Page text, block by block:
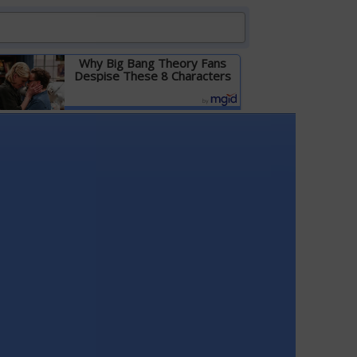
Why Big Bang Theory Fans
Despise These 8 Characters
Детальніше